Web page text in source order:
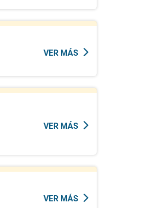
VER MÁS
VER MÁS
VER MÁS